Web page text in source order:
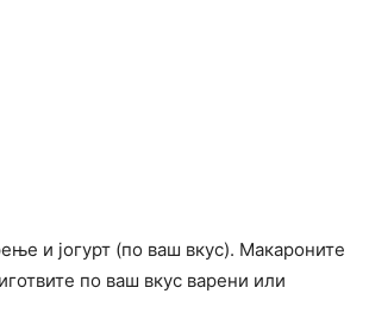
и јогурт (по ваш вкус). Макароните
по ваш вкус варени или